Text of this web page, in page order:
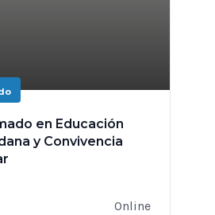
en Educación
y Convivencia
Online